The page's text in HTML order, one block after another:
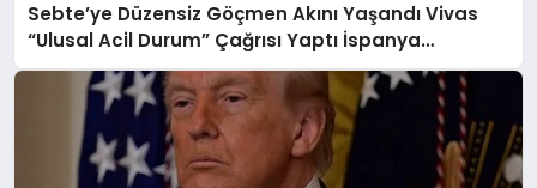
Sebte’ye Düzensiz Göçmen Akını Yaşandı Vivas
“Ulusal Acil Durum” Çağrısı Yaptı İspanya
Harekete Geçti